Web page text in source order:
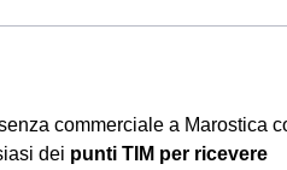
commerciale a Marostica
dei punti TIM per ricevere